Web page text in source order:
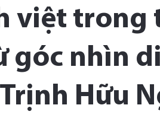
việt trong
nhìn
Hữu